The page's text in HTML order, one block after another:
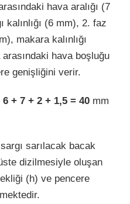
hava aralığı (7
(6 mm), 2. faz
makara kalınlığı
hava boşluğu
genişliğini verir.
+ 7 + 2 + 1,5 = 40 mm
sarılacak bacak
dizilmesiyle oluşan
(h) ve pencere